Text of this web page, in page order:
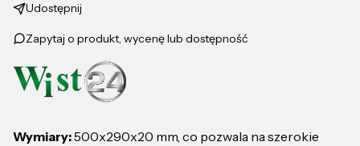
Udostępnij
Zapytaj o produkt, wycenę lub dostępność
Wymiary:500x290x20 mm, co pozwala na szerokie